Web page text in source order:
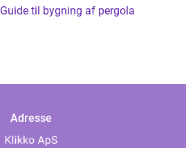
Guide til bygning af pergola
Adresse